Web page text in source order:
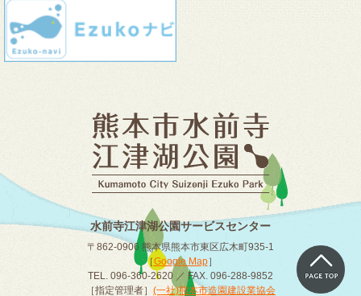
水前寺江津湖公園サービスセンター
〒862-0906 熊本県熊本市東区広木町935-1
［Google Map］
TEL. 096-360-2620 ／ FAX. 096-288-9852
［指定管理者］ (一社)熊本市造園建設業協会